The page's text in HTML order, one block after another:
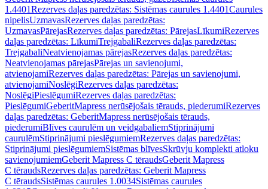
1.4401Rezerves daļas paredzētas: Sistēmas caurules 1.4401Caurules
nipelisUzmavasRezerves daļas paredzētas:
UzmavasPārejasRezerves daļas paredzētas: PārejasLīkumiRezerves
daļas paredzētas: LīkumiTrejgabaliRezerves daļas paredzētas:
TrejgabaliNeatvienojamas pārejasRezerves daļas paredzētas:
Neatvienojamas pārejasPārejas un savienojumi,
atvienojamiRezerves daļas paredzētas: Pārejas un savienojumi,
atvienojamiNoslēgiRezerves daļas paredzētas:
NoslēgiPieslēgumiRezerves daļas paredzētas:
PieslēgumiGeberitMapress nerūsējošais tērauds, piederumiRezerves
daļas paredzētas: GeberitMapress nerūsējošais tērauds,
piederumiBlīves caurulēm un veidgabaliemStiprinājumi
caurulēmStiprinājumi pieslēgumiemRezerves daļas paredzētas:
Stiprinājumi pieslēgumiemSistēmas blīvesSkrūvju komplekti atloku
savienojumiemGeberit Mapress C tēraudsGeberit Mapress
C tēraudsRezerves daļas paredzētas: Geberit Mapress
C tēraudsSistēmas caurules 1.0034Sistēmas caurules